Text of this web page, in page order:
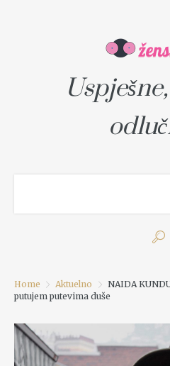
Home Aktuelno
NAIDA
putujem putevima duše